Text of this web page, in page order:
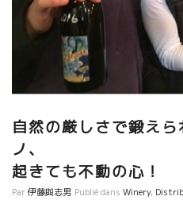
自然の厳しさで鍛え
ノ、
起きても不動の心！
Par伊藤與志男 Publié dans Winery,